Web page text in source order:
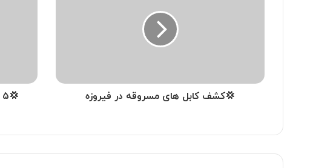
💢کشف کابل های مسروقه در فیروزه